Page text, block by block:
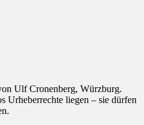
Ulf Cronenberg, Würzburg.
Urheberrechte liegen – sie dürfen